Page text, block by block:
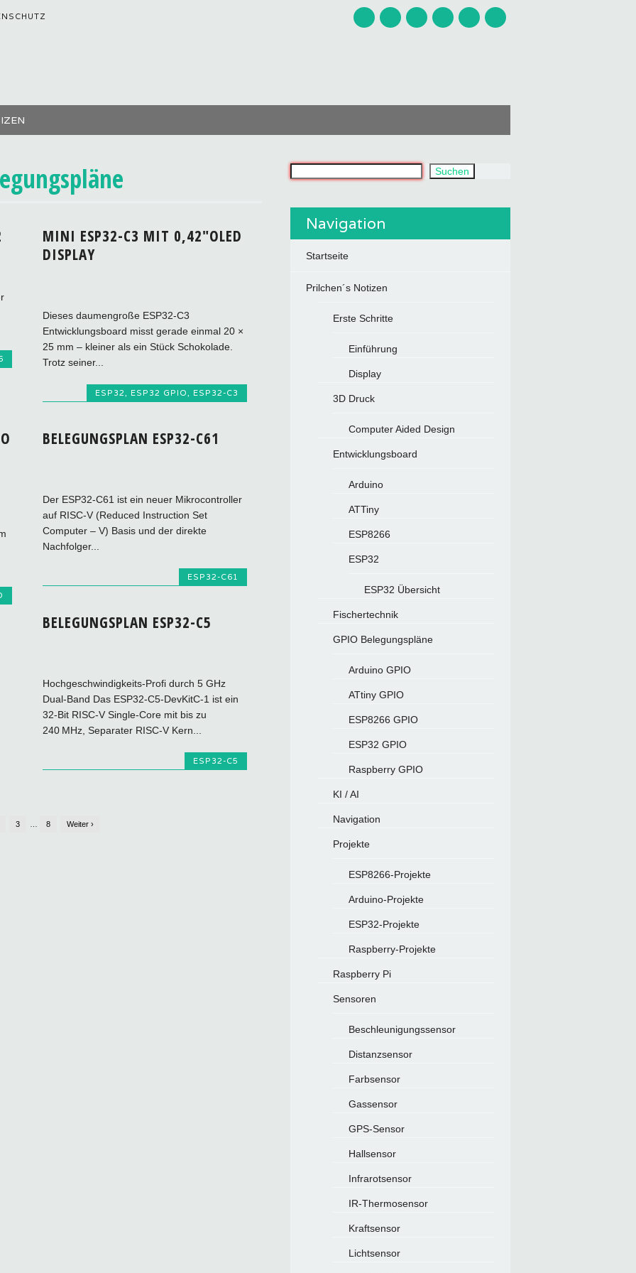
MINI ESP32-C3 MIT 0,42″OLED
DISPLAY
Dieses daumengroße ESP32-C3
Entwicklungsboard misst gerade einmal 20 ×
25 mm – kleiner als ein Stück Schokolade.
Trotz seiner...
ESP32 ESP32 GPIO ESP32-C3
BELEGUNGSPLAN ESP32-C61
Der ESP32-C61 ist ein neuer Mikrocontroller
auf RISC-V (Reduced Instruction Set
Computer – V) Basis und der direkte
Nachfolger...
ESP32-C61
BELEGUNGSPLAN ESP32-C5
Hochgeschwindigkeits-Profi durch 5 GHz
Dual-Band Das ESP32-C5-DevKitC-1 ist ein
32-Bit RISC-V Single-Core mit bis zu
240 MHz, Separater RISC-V Kern...
ESP32-C5
3 8 Weiter ›
Suchen
Navigation
Startseite
Prilchen´s Notizen
Erste Schritte
Einführung
Display
3D Druck
Computer Aided Design
Entwicklungsboard
Arduino
ATTiny
ESP8266
ESP32
ESP32 Übersicht
Fischertechnik
GPIO Belegungspläne
Arduino GPIO
ATtiny GPIO
ESP8266 GPIO
ESP32 GPIO
Raspberry GPIO
KI / AI
Navigation
Projekte
ESP8266-Projekte
Arduino-Projekte
ESP32-Projekte
Raspberry-Projekte
Raspberry Pi
Sensoren
Beschleunigungssensor
Distanzsensor
Farbsensor
Gassensor
GPS-Sensor
Hallsensor
Infrarotsensor
IR-Thermosensor
Kraftsensor
Lichtsensor